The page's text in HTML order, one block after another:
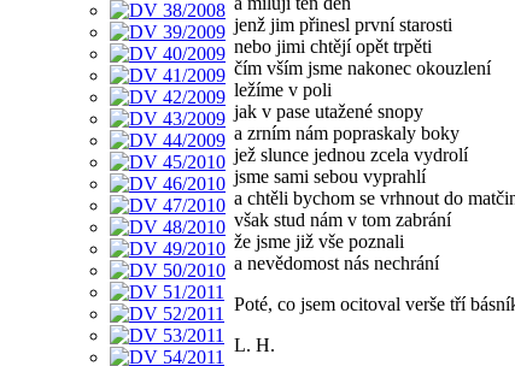
jenž jim přinesl první starosti
nebo jimi chtějí opět trpěti
čím vším jsme nakonec okouzlení
ležíme v poli
jak v pase utažené snopy
a zrním nám popraskaly boky
jež slunce jednou zcela vydrolí
jsme sami sebou vyprahlí
a chtěli bychom se vrhnout do
však stud nám v tom zabrání
že jsme již vše poznali
a nevědomost nás nechrání
Poté, co jsem ocitoval verše tří
L. H.